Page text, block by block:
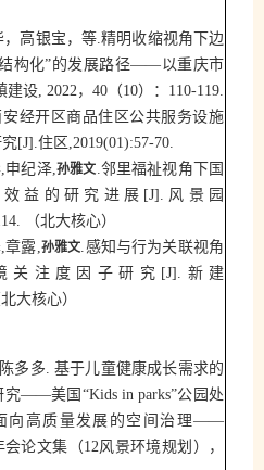
，高银宝，等.精明收缩视角下边
构化”的发展路径——以重庆市
建设, 2022， 40 （10）： 110-119.
安经开区商品住区公共服务设施
[J].住区 ,2019(01):57-70.
,申纪泽,孙雅文.邻里福祉视角下国
益的研究进展 [J]. 风景园
（北大核心）
,章露,孙雅文.感知与行为关联视角
关注度因子研究 [J]. 新建
北大核心）
陈多多.基于儿童健康成长需求的
究——美国“Kids in parks”公园处
向高质量发展的空间治理——
会论文集（12风景环境规划），